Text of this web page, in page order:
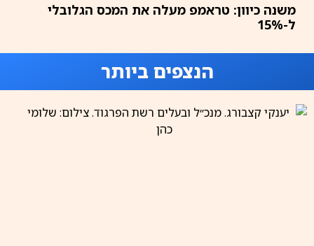
משנה כיוון: טראמפ מעלה את המכס הגלובלי
ל-15%
הנצפים ביותר